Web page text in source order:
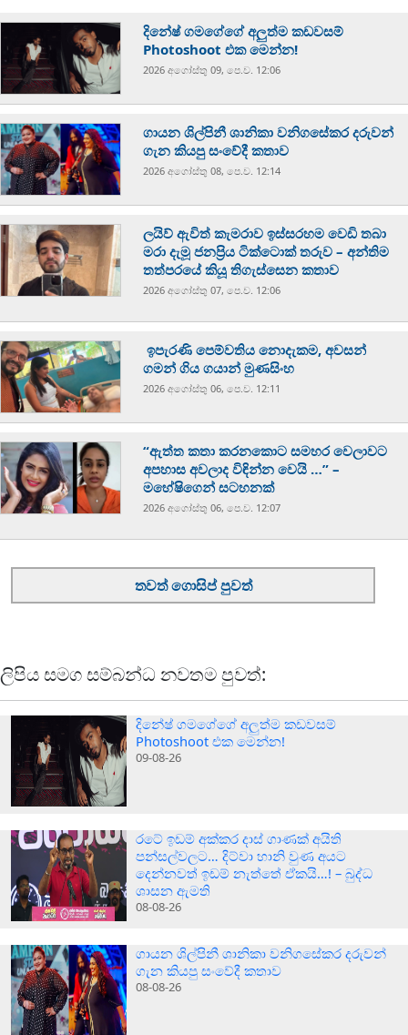
දිනේෂ් ගමගේගේ අලුත්ම කඩවසම්
Photoshoot එක මෙන්න!
2026 අගෝස්‍තු 09, පෙ.ව. 12:06
ගායන ශිල්පිනී ශානිකා වනිගසේකර දරුවන්
ගැන කියපු සංවේදී කතාව
2026 අගෝස්‍තු 08, පෙ.ව. 12:14
ලයිව් ඇවිත් කැමරාව ඉස්සරහම වෙඩි තබා
මරා දැමූ ජනප්‍රිය ටික්ටොක් තරුව – අන්තිම
තත්පරයේ කියූ තිගැස්සෙන කතාව
2026 අගෝස්‍තු 07, පෙ.ව. 12:06
ඉපැරණි පෙම්වතිය නොදැකම, අවසන්
ගමන් ගිය ගයාන් මුණසිංහ
2026 අගෝස්‍තු 06, පෙ.ව. 12:11
“ඇත්ත කතා කරනකොට සමහර වෙලාවට
අපහාස අවලාද විඳින්න වෙයි …” –
මහේෂිගෙන් සටහනක්
2026 අගෝස්‍තු 06, පෙ.ව. 12:07
තවත් ගොසිප් පුවත්
ලිපිය සමග සම්බන්ධ නවතම පුවත්:
දිනේෂ් ගමගේගේ අලුත්ම කඩවසම්
Photoshoot එක මෙන්න!
09-08-26
රටේ ඉඩම් අක්කර දාස් ගාණක් අයිති
පන්සල්වලට… දිට්වා හානි වුණ අයට
දෙන්නවත් ඉඩම් නැත්තේ ඒකයි…! – බුද්ධ
ශාසන ඇමති
08-08-26
ගායන ශිල්පිනී ශානිකා වනිගසේකර දරුවන්
ගැන කියපු සංවේදී කතාව
08-08-26